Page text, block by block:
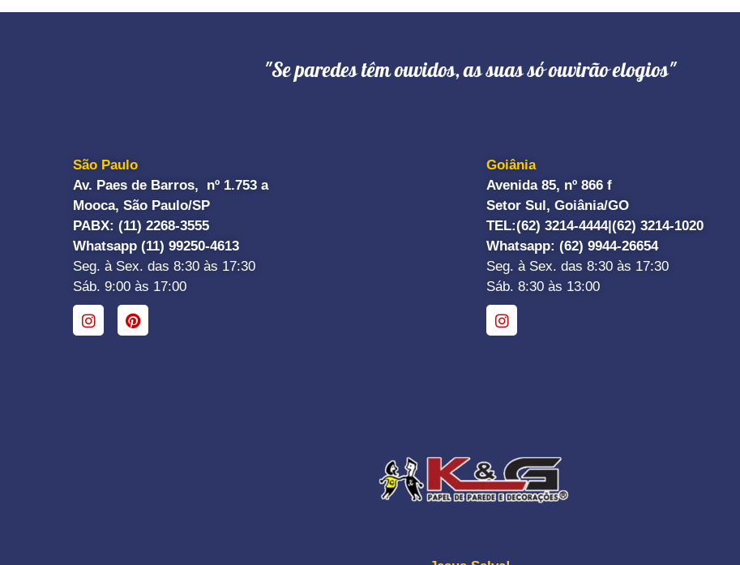
"Se paredes têm ouvidos, as suas só ouvirão elogios"
São Paulo
Av. Paes de Barros, nº 1.753 a
Mooca, São Paulo/SP
PABX: (11) 2268-3555
Whatsapp (11) 99250-4613
Seg. à Sex. das 8:30 às 17:30
Sáb. 9:00 às 17:00
Goiânia
Avenida 85, nº 866 f
Setor Sul, Goiânia/GO
TEL:(62) 3214-4444| (62) 3214-1020
Whatsapp: (62) 9944-26654
Seg. à Sex. das 8:30 às 17:30
Sáb. 8:30 às 13:00